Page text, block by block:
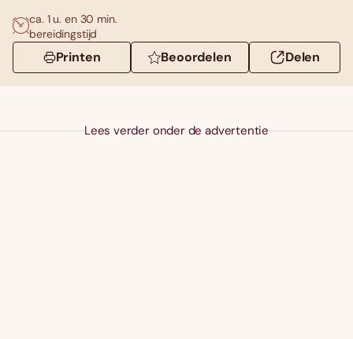
ca. 1 u. en 30 min.
bereidingstijd
Printen Beoordelen Delen
Lees verder onder de advertentie